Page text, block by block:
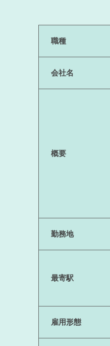
職種
会社名
概要
勤務地
最寄駅
雇用形態